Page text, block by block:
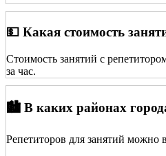
💵 Какая стоимость
Стоимость занятий с
за час.
🏙️ В каких районах
Репетиторов для занятий можно